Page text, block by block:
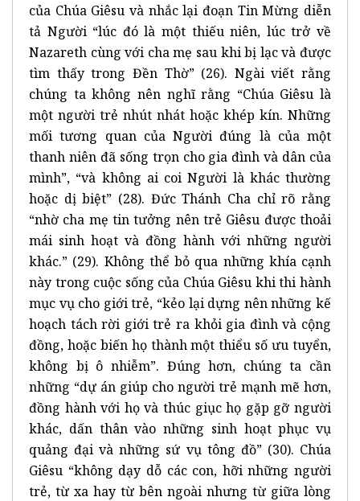
của Chúa Giêsu và nhắc lại đoạn Tin Mừng diễn
tả Người “lúc đó là một thiếu niên, lúc trở về
Nazareth cùng với cha mẹ sau khi bị lạc và được
tìm thấy trong Đền Thờ” (26). Ngài viết rằng
chúng ta không nên nghĩ rằng “Chúa Giêsu là
một người trẻ nhút nhát hoặc khép kín. Những
mối tương quan của Người đúng là của một
thanh niên đã sống trọn cho gia đình và dân của
mình”, “và không ai coi Người là khác thường
hoặc dị biệt” (28). Đức Thánh Cha chỉ rõ rằng
“nhờ cha mẹ tin tưởng nên trẻ Giêsu được thoải
mái sinh hoạt và đồng hành với những người
khác.” (29). Không thể bỏ qua những khía cạnh
này trong cuộc sống của Chúa Giêsu khi thi hành
mục vụ cho giới trẻ, “kẻo lại dựng nên những kế
hoạch tách rời giới trẻ ra khỏi gia đình và cộng
đồng, hoặc biến họ thành một thiểu số ưu tuyển,
không bị ô nhiễm”. Đúng hơn, chúng ta cần
những “dự án giúp cho người trẻ mạnh mẽ hơn,
đồng hành với họ và thúc giục họ gặp gỡ người
khác, dấn thân vào những sinh hoạt phục vụ
quảng đại và những sứ vụ tông đồ” (30). Chúa
Giêsu “không dạy dỗ các con, hỡi những người
trẻ, từ xa hay từ bên ngoài nhưng từ giữa lòng